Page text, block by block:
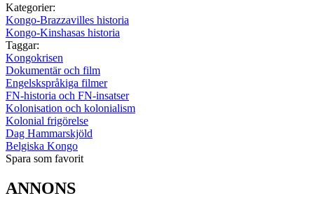
Kategorier:
Kongo-Brazzavilles historia
Kongo-Kinshasas historia
Taggar:
Kongokrisen
Dokumentär och film
Engelskspråkiga filmer
FN-historia och FN-insatser
Kolonisation och kolonialism
Kolonial frigörelse
Dag Hammarskjöld
Belgiska Kongo
Spara som favorit
ANNONS